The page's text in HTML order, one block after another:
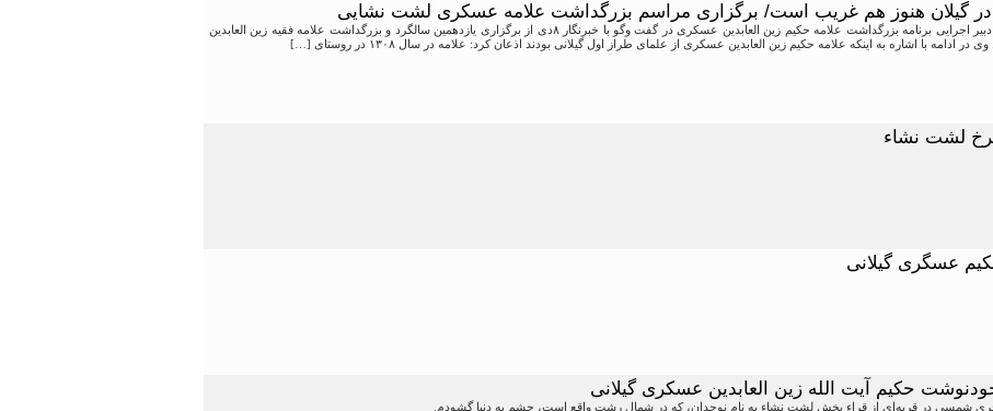
گیلان هنوز هم غریب است/ برگزاری مراسم بزرگداشت علامه عسکری لشت نشایی
رضا پورعسکری دبیر اجرایی برنامه بزرگداشت علامه حکیم زین العابدین عسکری در گفت وگو با خبرنگار ۸دی از برگزاری یازدهمین سالگرد و بزرگداشت علامه فقیه زین العابدین
ادامه با اشاره به اینکه علامه حکیم زین العابدین عسکری از علمای طراز اول گیلانی بودند اذعان کرد: علامه در سال ۱۳۰۸ در روستای […]
لشت نشاء
عسگری گیلانی
حکیم آیت الله زین العابدین عسکری گیلانی